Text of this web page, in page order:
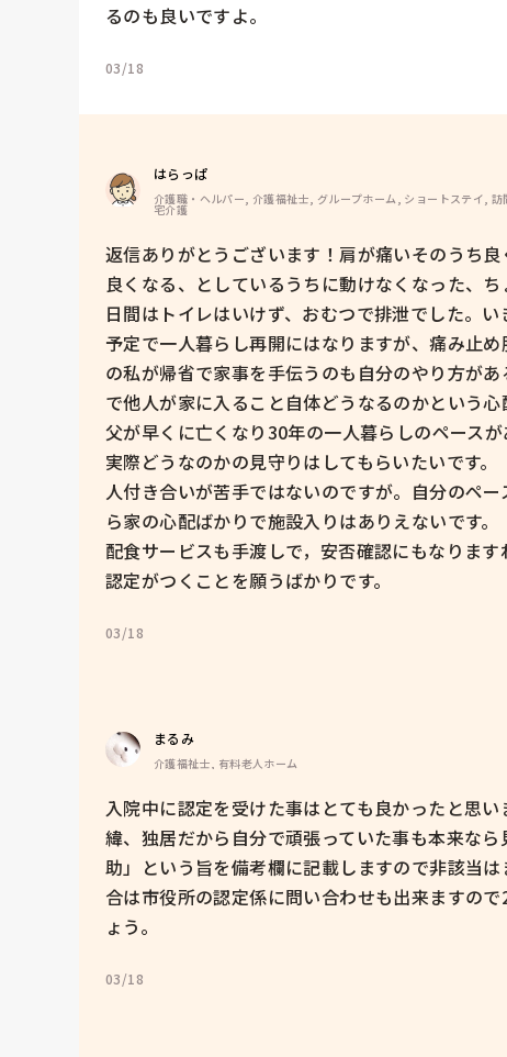
るのも良いですよ。
03/18
はらっぱ
介護職・ヘルパー, 介護福祉士, グループホーム, ショートステイ,
宅介護
返信ありがとうございます！肩が痛いそのうち
良くなる、としているうちに動けなくなった、
日間はトイレはいけず、おむつで排泄でした。
予定で一人暮らし再開にはなりますが、痛み止
の私が帰省で家事を手伝うのも自分のやり方が
で他人が家に入ること自体どうなるのかという心
父が早くに亡くなり30年の一人暮らしのペース
実際どうなのかの見守りはしてもらいたいです。
人付き合いが苦手ではないのですが。自分のペ
ら家の心配ばかりで施設入りはありえないです。
配食サービスも手渡しで，安否確認にもなります
認定がつくことを願うばかりです。
03/18
まるみ
介護福祉士, 有料老人ホーム
入院中に認定を受けた事はとても良かったと思
緯、独居だから自分で頑張っていた事も本来な
助」という旨を備考欄に記載しますので非該当
合は市役所の認定係に問い合わせも出来ますの
ょう。
03/18